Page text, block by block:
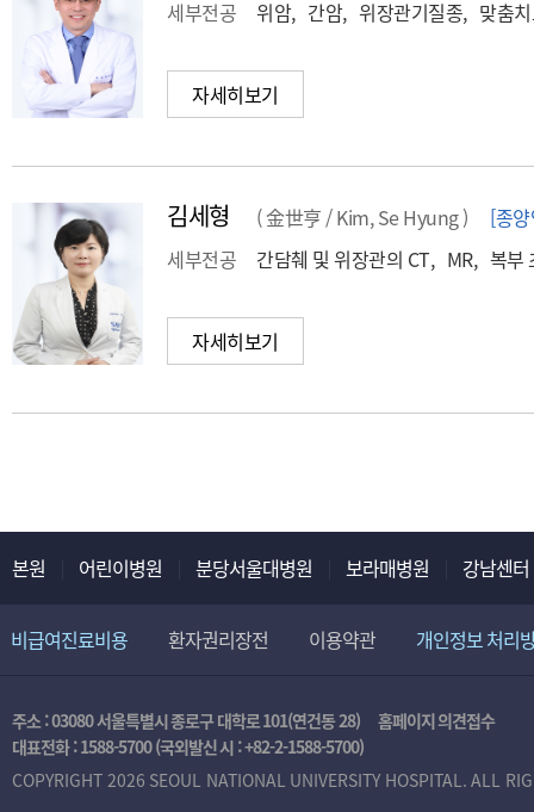
세부전공
위암, 간암, 위장관기질종, 맞춤
자세히보기
김세형 ( 金世亨 / Kim, Se Hyung )
[종
세부전공
간담췌 및 위장관의 CT, MR, 복
자세히보기
본원 어린이병원 분당서울대병원 보라매병원 강남센터
비급여진료비용 환자권리장전 이용약관 개인정보 처리
주소 : 03080 서울특별시 종로구 대학로 101(연건동 28)
홈페이지 의견접수
대표전화 :1588-5700(국외발신 시 :+82-2-1588-5700)
COPYRIGHT 2026 SEOUL NATIONAL UNIVERSITY HOSPITAL. ALL